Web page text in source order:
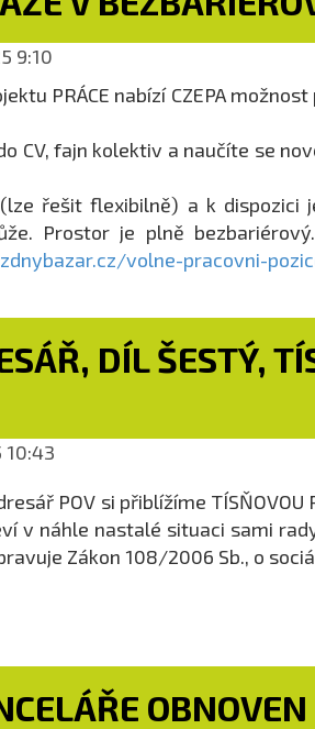
9:10
PRÁCE nabízí CZEPA
CV, fajn kolektiv a naučíte se
řešit flexibilně) a k dispozici
Prostor je plně
volne-pracovni-
DÍL ŠESTÝ,
POV si přiblížíme TÍSŇOVOU
v náhle nastalé situaci sami
Zákon 108/2006 Sb., o
OBNOVEN